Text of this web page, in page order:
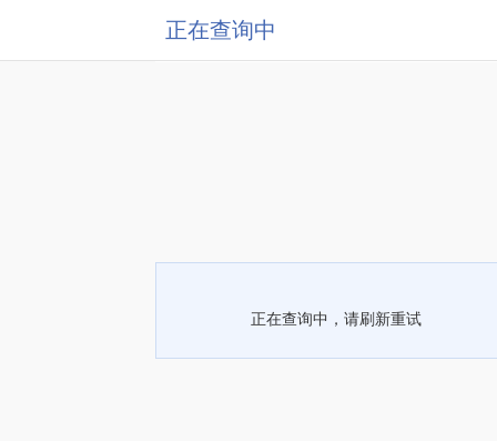
正在查询中
正在查询中，请刷新重试